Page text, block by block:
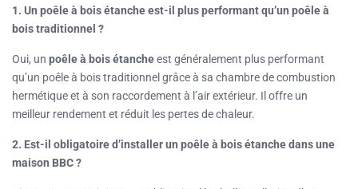
1. Un poêle à bois étanche est-il plus performant qu’un poêle à
bois traditionnel ?
Oui, un poêle à bois étancheest généralement plus performant
qu’un poêle à bois traditionnel grâce à sa chambre de combustion
hermétique et à son raccordement à l’air extérieur. Il offre un
meilleur rendement et réduit les pertes de chaleur.
2. Est-il obligatoire d’installer un poêle à bois étanche dans une
maison BBC ?